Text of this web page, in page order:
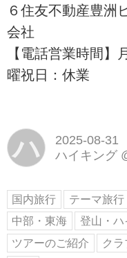
６住友不動産豊
会社
【電話営業時間
曜祝日：休業
ハ
2025-08-31
ハイキング
国内旅行 テーマ旅行
中部・東海
登山・ハ
ツアーのご紹介
ク